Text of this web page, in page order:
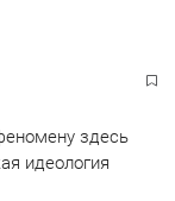
здесь
идеология